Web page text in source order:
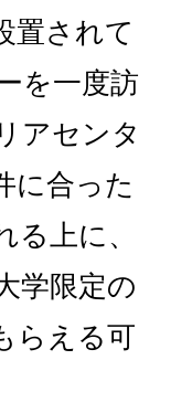
置されて
を一度訪
アセンタ
に合った
る上に、
学限定の
らえる可